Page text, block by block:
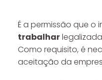
É a permissão que o
trabalhar
Como requisito, é
aceitação da